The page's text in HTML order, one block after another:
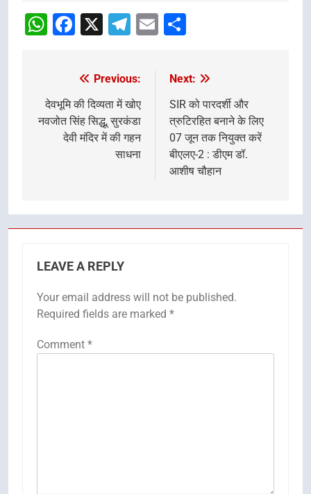
navigation
WhatsApp
Facebook
X Telegram
Email
navigation
Previous:
देवभूमि की दिव्यता में खोए
नवजोत सिंह सिद्धू, सुरकंडा
देवी मंदिर में की गहन
साधना
Next:
SIR को पारदर्शी और
त्रुटिरहित बनाने के लिए
07 जून तक नियुक्त करें
बीएलए-2 : डीएम डॉ.
आशीष चौहान
LEAVE A REPLY
Your email address will not be published.
Required fields are marked *
Comment *